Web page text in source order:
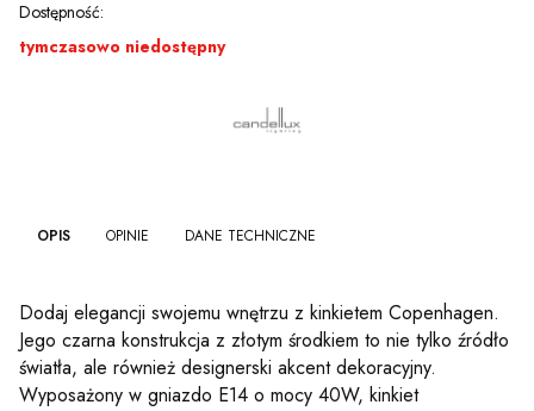
Dostępność:
tymczasowo niedostępny
OPIS OPINIE DANE TECHNICZNE
Dodaj elegancji swojemu wnętrzu z kinkietem Copenhagen.
Jego czarna konstrukcja z złotym środkiem to nie tylko źródło
światła, ale również designerski akcent dekoracyjny.
Wyposażony w gniazdo E14 o mocy 40W, kinkiet